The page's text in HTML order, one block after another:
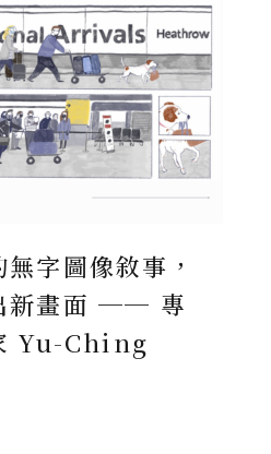
字圖像敘事，
新畫面 ── 專
Yu-Ching